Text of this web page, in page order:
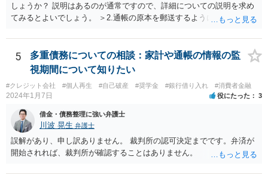
しょうか？ 説明はあるのが通常ですので、詳細についての説明を求め
てみるとよいでしょう。 ＞2.通帳の原本を郵送するように言われてい
うで手間はかかりますが）その部分のPDFあるいはコピーを提出すれ
ばよいでしょう。 ＞3.土地あり。親父名義のまま。遺産分割未完了 と
りあえずは、法務局で全部事項証明書を取得して、PDFあるいはコピ
ーを提出すればよいでしょう。
5
多重債務についての相談：家計や通帳の情報の監
視期間について知りたい
#クレジット会社 #個人再生 #自己破産 #奨学金 #銀行借り入れ #消費者金融
2024年1月7日 役にたった 3
借金・債務整理に強い弁護士
川波 晃生 弁護士
誤解があり、申し訳ありません。 裁判所の認可決定までです。弁済が
開始されれば、裁判所が確認することはありません。